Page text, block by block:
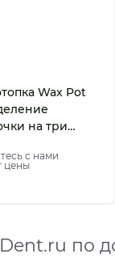
Wax Pot
на три
с нами
цены
по